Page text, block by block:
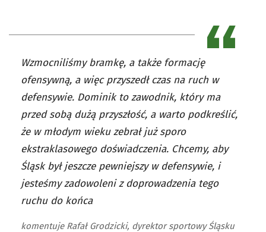
Wzmocniliśmy bramkę, a także formację
ofensywną, a więc przyszedł czas na ruch w
defensywie. Dominik to zawodnik, który ma
przed sobą dużą przyszłość, a warto podkreślić,
że w młodym wieku zebrał już sporo
ekstraklasowego doświadczenia. Chcemy, aby
Śląsk był jeszcze pewniejszy w defensywie, i
jesteśmy zadowoleni z doprowadzenia tego
ruchu do końca
komentuje Rafał Grodzicki, dyrektor sportowy Śląsku